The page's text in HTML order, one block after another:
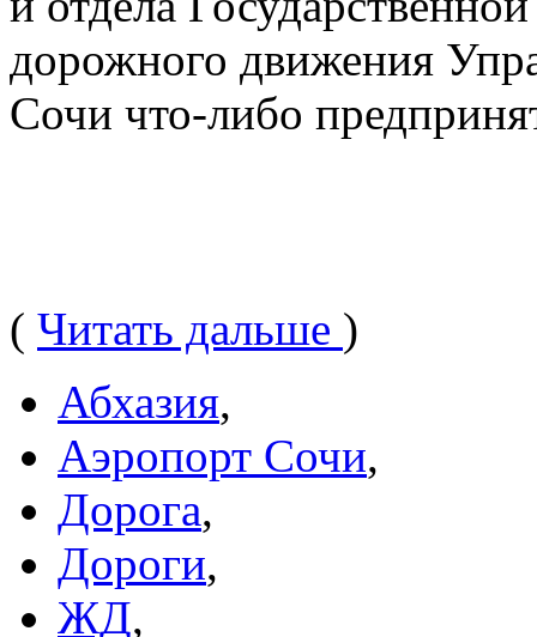
дорожного движения
Сочи что-либо
( Читать дальше )
Абхазия,
Аэропорт Сочи,
Дорога,
Дороги,
ЖД,